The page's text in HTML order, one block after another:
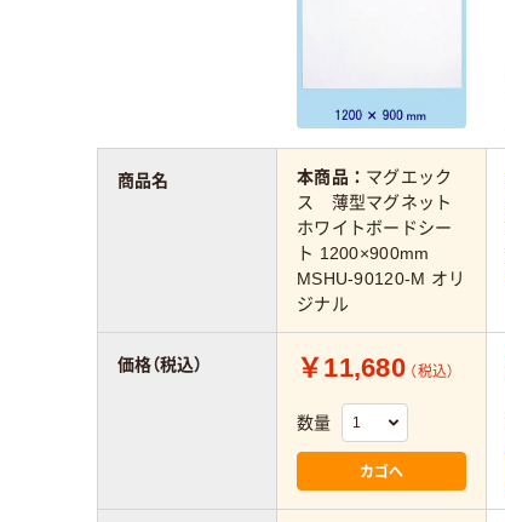
本商品： マグエック
ス 薄型マグネット
ホワイトボードシー
ト 1200×900mm
MSHU-90120-M オリ
ジナル
￥11,680 （税込）
数量
カゴへ
商品名
価格（税込）